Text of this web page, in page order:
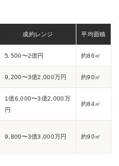
成約レンジ 平均面積
5,500〜2億円 約86㎡
9,200〜3億2,000万円 約90㎡
1億6,000〜3億2,000万
円
約84㎡
9,800〜3億3,000万円 約90㎡